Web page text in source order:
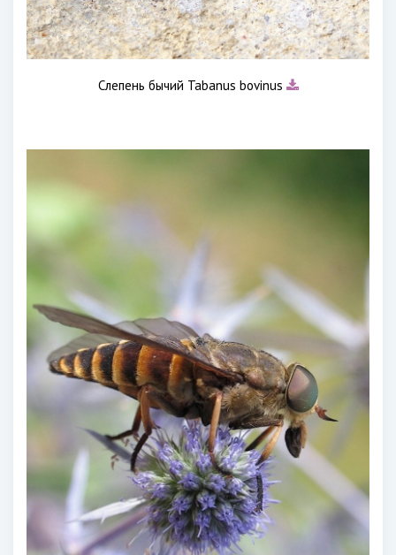
Слепень бычий Tabanus bovinus